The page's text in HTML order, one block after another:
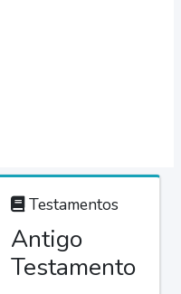
Testamentos
Antigo
Testamento